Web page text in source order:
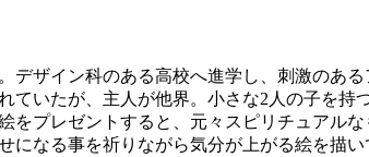
ザイン科のある高校へ進学し、刺激のあ
いたが、主人が他界。小さな2人の子を
をプレゼントすると、元々スピリチュアル
なる事を祈りながら気分が上がる絵を描い